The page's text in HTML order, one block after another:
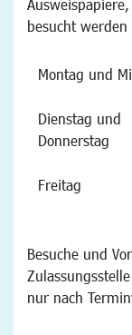
besucht
Montag und
Dienstag und
Donnerstag
Freitag
Besuche und
nur nach